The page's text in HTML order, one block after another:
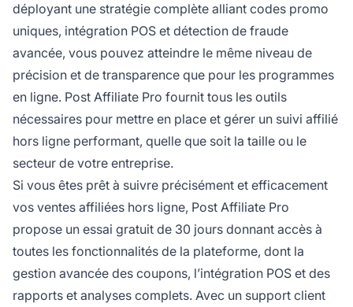
déployant une stratégie complète alliant codes promo
uniques, intégration POS et détection de fraude
avancée, vous pouvez atteindre le même niveau de
précision et de transparence que pour les programmes
en ligne. Post Affiliate Pro fournit tous les outils
nécessaires pour mettre en place et gérer un suivi affilié
hors ligne performant, quelle que soit la taille ou le
secteur de votre entreprise.
Si vous êtes prêt à suivre précisément et efficacement
vos ventes affiliées hors ligne, Post Affiliate Pro
propose un essai gratuit de 30 jours donnant accès à
toutes les fonctionnalités de la plateforme, dont la
gestion avancée des coupons, l’intégration POS et des
rapports et analyses complets. Avec un support client